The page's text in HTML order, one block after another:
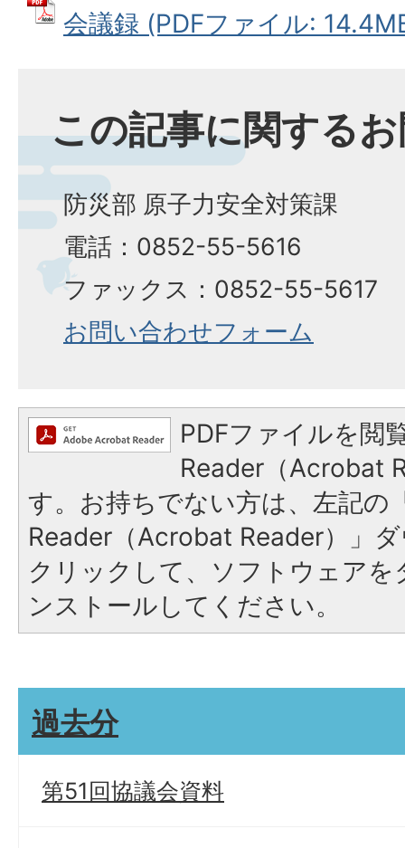
会議録 (PDFファイル:
この記事に関する
防災部 原子力安全対策課
電話：0852-55-5616
ファックス：0852-55-5617
お問い合わせフォーム
PDFファイルを閲
Reader（Acrobat
す。お持ちでない方は、左記の
Reader（Acrobat Reader）」
クリックして、ソフトウェア
ンストールしてください。
過去分
第51回協議会資料